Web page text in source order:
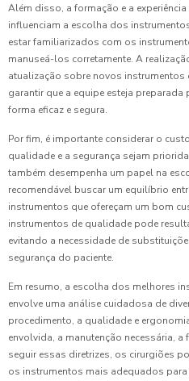
Além disso, a formação e a
influenciam a escolha dos
estar familiarizados com os
manuseá-los corretamente. A
atualização sobre novos instrumentos
garantir que a equipe esteja
forma eficaz e segura.
Por fim, é importante considerar o
qualidade e a segurança sejam
também desempenha um papel na
recomendável buscar um equilíbrio
instrumentos que ofereçam um bom
instrumentos de qualidade pode
evitando a necessidade de
segurança do paciente.
Em resumo, a escolha dos melhores
envolve uma análise cuidadosa de
procedimento, a qualidade e
envolvida, a manutenção necessária,
seguir essas diretrizes, os cirurgiões
os instrumentos mais adequados